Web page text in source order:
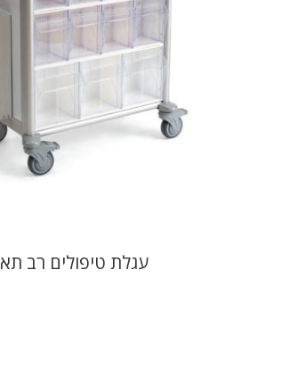
עגלת טיפולים רב תא